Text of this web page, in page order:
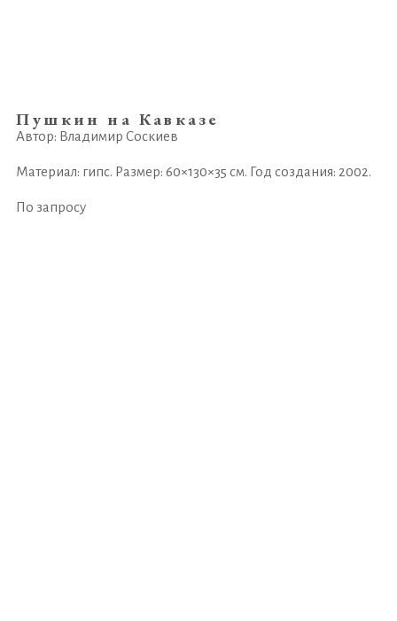
Пушкин на Кавказе
Автор: Владимир Соскиев
Материал: гипс. Размер: 60×130×35 см. Год создания: 2002.
По запросу